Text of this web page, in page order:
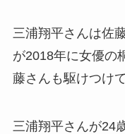
三浦翔平さんは佐
が2018年に女優の
藤さんも駆けつけ
三浦翔平さんが24